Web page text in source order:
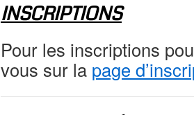
INSCRIPTIONS
Pour les inscriptions
vous sur la page